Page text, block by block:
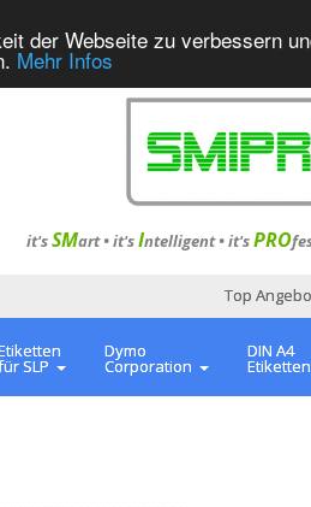
der Webseite zu verbessern
Mehr Infos
it'sSMart •it'sIntelligent•it'sPRO
Top
SLP
Dymo
Corporation
DIN A4